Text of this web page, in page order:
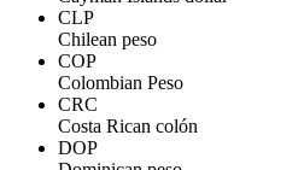
CLP
Chilean peso
COP
Colombian Peso
CRC
Costa Rican colón
DOP